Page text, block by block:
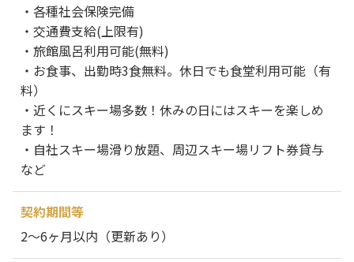
・各種社会保険完備
・交通費支給(上限有)
・旅館風呂利用可能(無料)
・お食事、出勤時3食無料。休日でも食堂利用可能（有
料）
・近くにスキー場多数！休みの日にはスキーを楽しめ
ます！
・自社スキー場滑り放題、周辺スキー場リフト券貸与
など
契約期間等
2～6ヶ月以内（更新あり）